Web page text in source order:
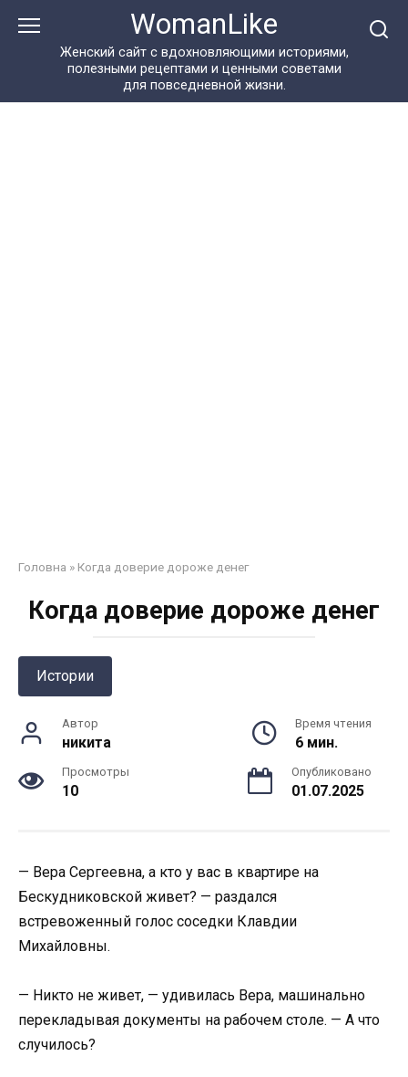
WomanLike
Женский сайт с вдохновляющими историями,
полезными рецептами и ценными советами
для повседневной жизни.
Головна » Когда доверие дороже денег
Когда доверие дороже денег
Истории
Автор
никита
Время чтения
6 мин.
Просмотры
10
Опубликовано
01.07.2025
— Вера Сергеевна, а кто у вас в квартире на
Бескудниковской живет? — раздался
встревоженный голос соседки Клавдии
Михайловны.
— Никто не живет, — удивилась Вера, машинально
перекладывая документы на рабочем столе. — А что
случилось?